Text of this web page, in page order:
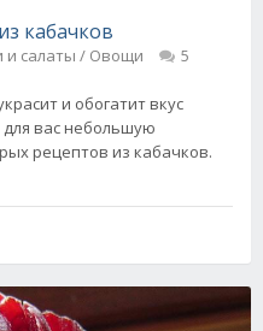
кабачков
Закуски и салаты / Овощи 5
и обогатит вкус
вас небольшую
рецептов из кабачков.